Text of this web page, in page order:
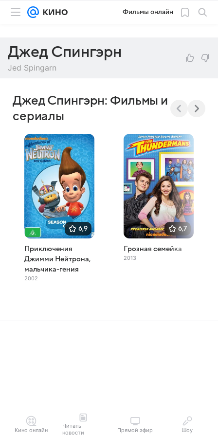
Фильмы онлайн
Джед Спингэрн
Jed Spingarn
Джед Спингэрн: Фильмы и
сериалы
6,9
Приключения
Джимми Нейтрона,
мальчика-гения
2002
6,7
Грозная семейка
2013
Кино онлайн
Читать
новости
Прямой эфир Шоу